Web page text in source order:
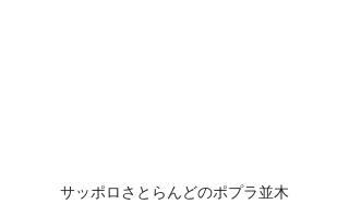
サッポロさとらんどのポプラ並木